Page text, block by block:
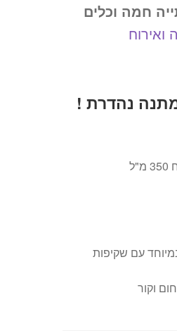
חמה וכלים
ואירוח
נהדרת !
עם שקיפות
וקור